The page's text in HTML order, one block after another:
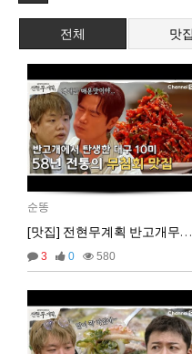
13
똘똘
14 달래해장 신사직영점 (줄
똘똘
15 피자덕후 피자힙(줄서는
똘똘
16 무탄 (줄서는 식당 스테
똘똘
17
18 선데이 버거 클럽 (줄서
웍셔너리 (줄서는 식당
20 카페 노티드 청담 (줄서
똘똘
전체 맛집
순똥
[맛집] 전현무계획 반고개무침회 호남원조식당
3 0 580
비회원h2886he6tavaqo5gfcutpauv7a 아 업비트
비회원h2886he6tavaqo5gfcutpauv7a 어캐하노
비회원h2886he6tavaqo5gfcutpauv7a 왜안되ㄴ노
마스터욱
2025년
벌레세끼 ㅡ.,ㅡ
벌레세끼
2025년
비회원dv2usu9hbebam2evg87nl8ufh5 안녕하세요!
비회원dv2usu9hbebam2evg87nl8ufh5 혹시 크롤링을 ms단
비회원dv2usu9hbebam2evg87nl8ufh5 제 한계는 초단위네요